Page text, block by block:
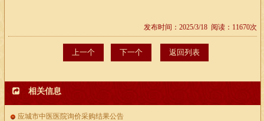
发布时间：2025/3/18 阅读：11670次
上一个 下一个 返回列表
相关信息
应城市中医医院询价采购结果公告